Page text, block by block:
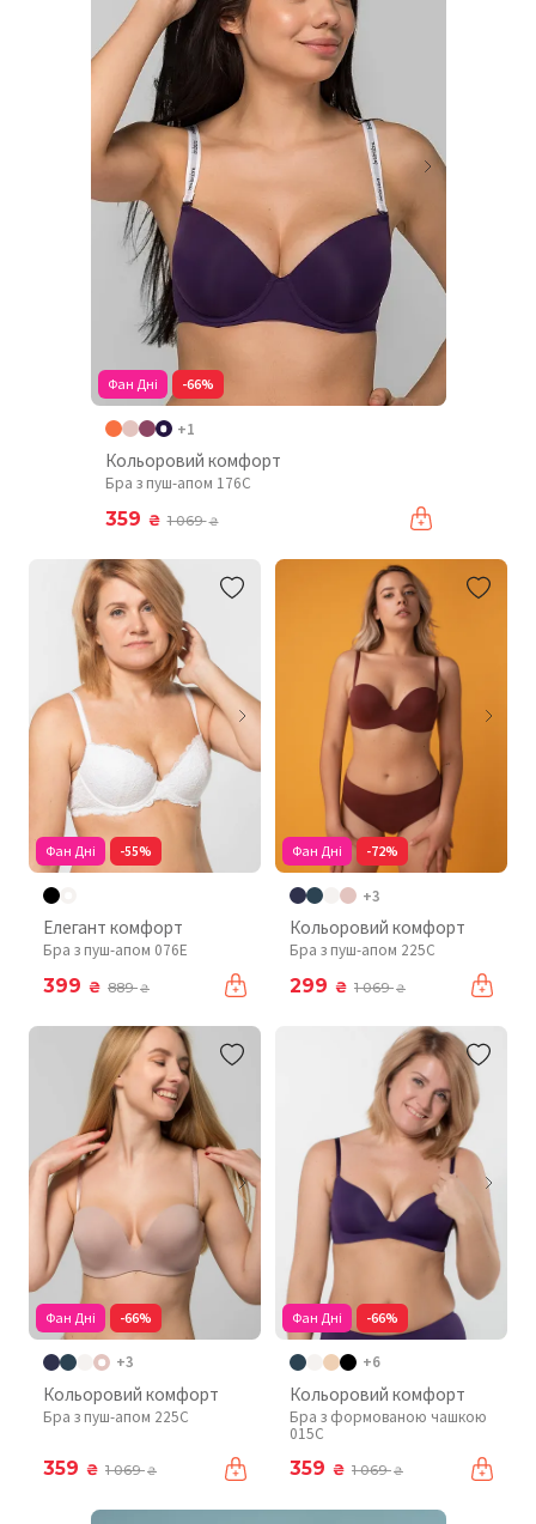
Фан Дні -66%
+1
Кольоровий комфорт
Бра з пуш-апом 176C
359 ₴ 1 069₴
Фан Дні -55%
Елегант комфорт
Бра з пуш-апом 076Е
399 ₴ 889₴
Фан Дні -72%
+3
Кольоровий комфорт
Бра з пуш-апом 225C
299 ₴ 1 069₴
Фан Дні -66%
+3
Кольоровий комфорт
Бра з пуш-апом 225C
359 ₴ 1 069₴
Фан Дні -66%
+6
Кольоровий комфорт
Бра з формованою чашкою
015C
359 ₴ 1 069₴